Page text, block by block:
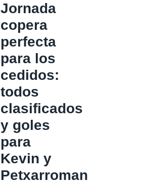
Jornada
copera
perfecta
para los
cedidos:
todos
clasificados
y goles
para
Kevin y
Petxarroman